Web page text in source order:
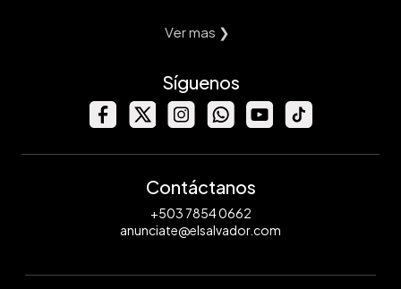
Ver mas ❯
Síguenos
Contáctanos
+503 7854 0662
anunciate@elsalvador.com